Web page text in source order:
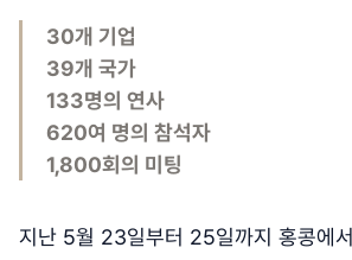
30개 기업
39개 국가
133명의 연사
620여 명의 참석자
1,800회의 미팅
지난 5월 23일부터 25일까지 홍콩에